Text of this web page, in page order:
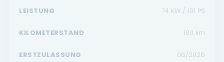
LEISTUNG 74 KW / 101 PS
KILOMETERSTAND 100 km
ERSTZULASSUNG 06/2026